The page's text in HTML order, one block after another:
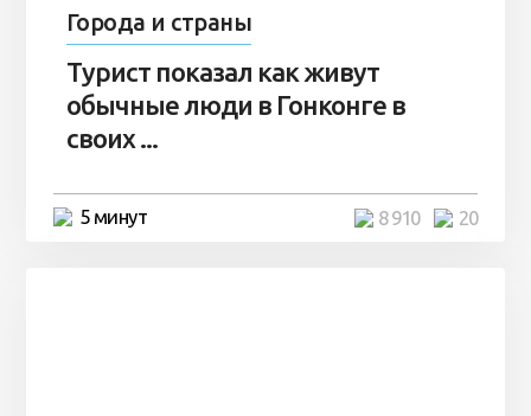
Города и страны
Турист показал как живут
обычные люди в Гонконге в
своих ...
5 минут 20
8 910